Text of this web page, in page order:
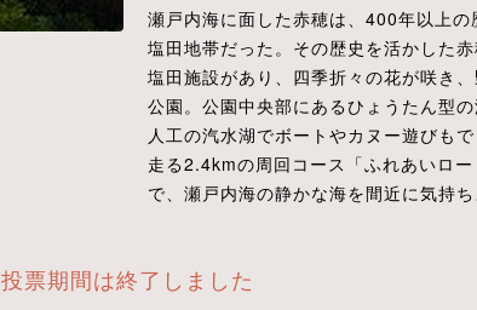
瀬戸内海に面した赤穂は、400年以上
塩田地帯だった。その歴史を活かした
塩田施設があり、四季折々の花が咲き
公園。公園中央部にあるひょうたん型
人工の汽水湖でボートやカヌー遊びも
走る2.4kmの周回コース「ふれあいロ
で、瀬戸内海の静かな海を間近に気持ち
投票期間は終了しました